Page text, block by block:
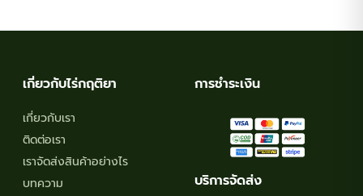
The
product
เกี่ยวกับไร่กฤติยา
เกี่ยวกับเรา
ติดต่อเรา
เราจัดส่งสินค้าอย่างไร
บทความ
การชำระเงิน
บริการจัดส่ง